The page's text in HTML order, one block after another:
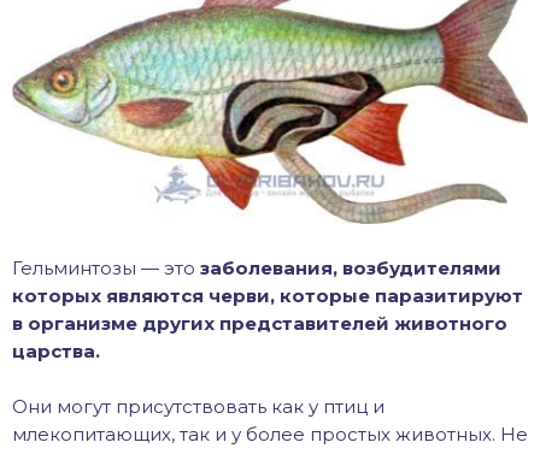
Гельминтозы — это заболевания, возбудителями
которых являются черви, которые паразитируют
в организме других представителей животного
царства.
Они могут присутствовать как у птиц и
млекопитающих, так и у более простых животных. Не